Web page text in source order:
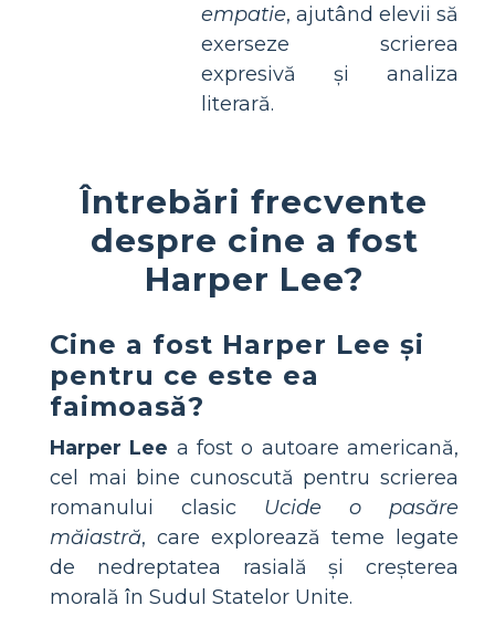
empatie, ajutând elevii să
exerseze scrierea
expresivă și analiza
literară.
Întrebări frecvente
despre cine a fost
Harper Lee?
Cine a fost Harper Lee și
pentru ce este ea
faimoasă?
Harper Lee a fost o autoare americană,
cel mai bine cunoscută pentru scrierea
romanului clasic Ucide o pasăre
măiastră, care explorează teme legate
de nedreptatea rasială și creșterea
morală în Sudul Statelor Unite.